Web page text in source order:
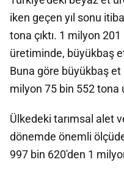
iken geçen yıl sonu
tona çıktı. 1 milyon 201
üretiminde, büyükbaş
Buna göre büyükbaş
milyon 75 bin 552 tona
Ülkedeki tarımsal alet
dönemde önemli
997 bin 620'den 1